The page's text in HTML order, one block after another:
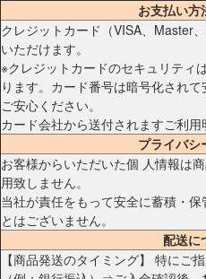
お支払い方
クレジットカード（VISA、Master
いただけます。
※クレジットカードのセキュリティ
ります。カード番号は暗号化され
ご安心ください。
カード会社から送付されますご利用
プライバシ
お客様からいただいた個 人情報は
用致しません。
当社が責任をもって安全に蓄積・
とはございません。
配送に
【商品発送のタイミング】 特にご